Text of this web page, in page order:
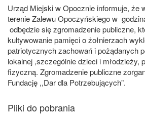
Urząd Miejski w Opocznie informuje, że
terenie Zalewu Opoczyńskiego w
odbędzie się zgromadzenie publiczne,
kultywowanie pamięci o żołnierzach
patriotycznych zachowań i pożądanych
lokalnej ,szczególnie dzieci i młodzieży,
fizyczną. Zgromadzenie publiczne
Fundację ,,Dar dla Potrzebujących”.